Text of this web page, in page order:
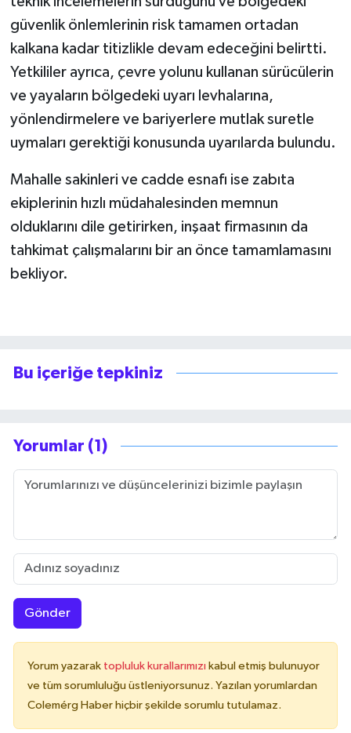
güvenlik önlemlerinin risk tamamen ortadan
kalkana kadar titizlikle devam edeceğini belirtti.
Yetkililer ayrıca, çevre yolunu kullanan sürücülerin
ve yayaların bölgedeki uyarı levhalarına,
yönlendirmelere ve bariyerlere mutlak suretle
uymaları gerektiği konusunda uyarılarda bulundu.
Mahalle sakinleri ve cadde esnafı ise zabıta
ekiplerinin hızlı müdahalesinden memnun
olduklarını dile getirirken, inşaat firmasının da
tahkimat çalışmalarını bir an önce tamamlamasını
bekliyor.
Bu içeriğe tepkiniz
Yorumlar (1)
Gönder
Yorum yazarak topluluk kurallarımızı kabul etmiş bulunuyor
ve tüm sorumluluğu üstleniyorsunuz. Yazılan yorumlardan
Colemérg Haber hiçbir şekilde sorumlu tutulamaz.